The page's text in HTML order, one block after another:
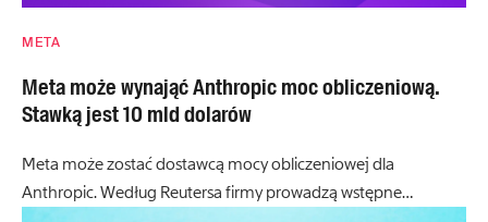
META
Meta może wynająć Anthropic moc obliczeniową.
Stawką jest 10 mld dolarów
Meta może zostać dostawcą mocy obliczeniowej dla
Anthropic. Według Reutersa firmy prowadzą wstępne…